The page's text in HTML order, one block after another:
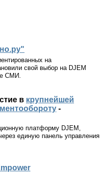
на
свой выбор на DJEM
СМИ.
в крупнейшей
-
платформу DJEM,
единую панель управления